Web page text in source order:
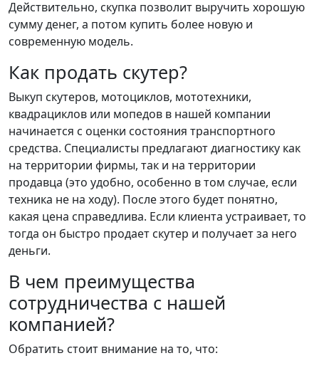
Действительно, скупка позволит выручить хорошую
сумму денег, а потом купить более новую и
современную модель.
Как продать скутер?
Выкуп скутеров, мотоциклов, мототехники,
квадрациклов или мопедов в нашей компании
начинается с оценки состояния транспортного
средства. Специалисты предлагают диагностику как
на территории фирмы, так и на территории
продавца (это удобно, особенно в том случае, если
техника не на ходу). После этого будет понятно,
какая цена справедлива. Если клиента устраивает, то
тогда он быстро продает скутер и получает за него
деньги.
В чем преимущества
сотрудничества с нашей
компанией?
Обратить стоит внимание на то, что: